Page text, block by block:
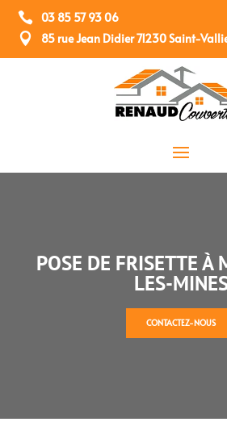
 03 85 57 93 06

85 rue Jean Didier 71230 Saint-
POSE DE FRISETTE À
LES-
CONTACTEZ-NOUS